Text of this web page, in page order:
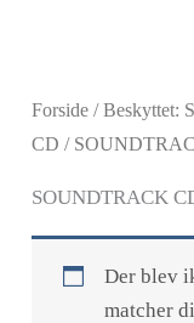
Forside /Beskyttet:
CD /
SOUNDTRACK
Der blev
matcher